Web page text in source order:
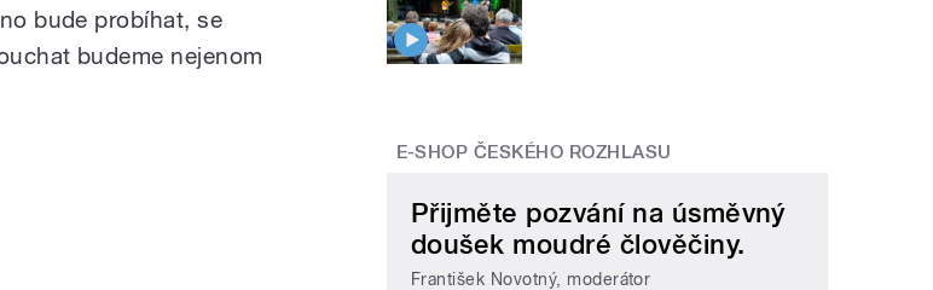
bude probíhat, se
budeme nejenom
E-SHOP ČESKÉHO ROZHLASU
Přijměte pozvání na úsměvný
doušek moudré člověčiny.
František Novotný, moderátor